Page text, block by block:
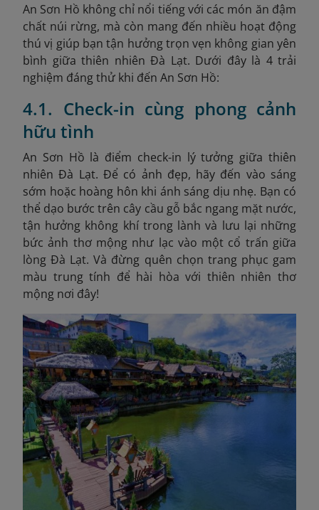
An Sơn Hồ không chỉ nổi tiếng với các món ăn đậm
chất núi rừng, mà còn mang đến nhiều hoạt động
thú vị giúp bạn tận hưởng trọn vẹn không gian yên
bình giữa thiên nhiên Đà Lạt. Dưới đây là 4 trải
nghiệm đáng thử khi đến An Sơn Hồ:
4.1. Check-in cùng phong cảnh
hữu tình
An Sơn Hồ là điểm check-in lý tưởng giữa thiên
nhiên Đà Lạt. Để có ảnh đẹp, hãy đến vào sáng
sớm hoặc hoàng hôn khi ánh sáng dịu nhẹ. Bạn có
thể dạo bước trên cây cầu gỗ bắc ngang mặt nước,
tận hưởng không khí trong lành và lưu lại những
bức ảnh thơ mộng như lạc vào một cổ trấn giữa
lòng Đà Lạt. Và đừng quên chọn trang phục gam
màu trung tính để hài hòa với thiên nhiên thơ
mộng nơi đây!